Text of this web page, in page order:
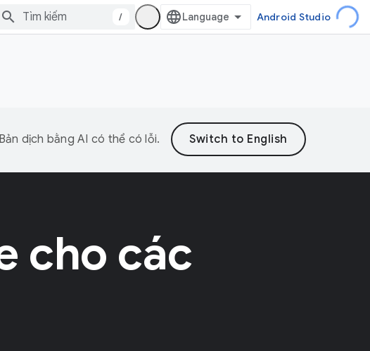
/ Android Studio
dịch bằng AI có thể có lỗi.
cho các